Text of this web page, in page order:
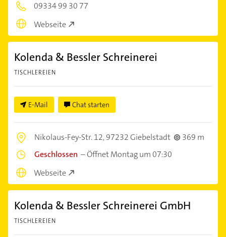
09334 99 30 77
Webseite
Kolenda & Bessler Schreinerei
TISCHLEREIEN
E-Mail Chat starten
Nikolaus-Fey-Str. 12,97232 Giebelstadt
369 m
Geschlossen –Öffnet Montag um 07:30
Webseite
Kolenda & Bessler Schreinerei GmbH
TISCHLEREIEN